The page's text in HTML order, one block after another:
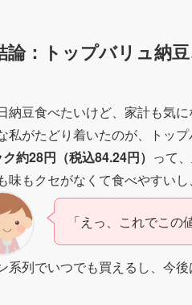
論：トップバリュ納
納豆食べたいけど、家計も気
私がたどり着いたのが、トッ
約28円（税込84.24円） って
味もクセがなくて食べやすい
「えっ、これでこ
系列でいつでも買えるし、今